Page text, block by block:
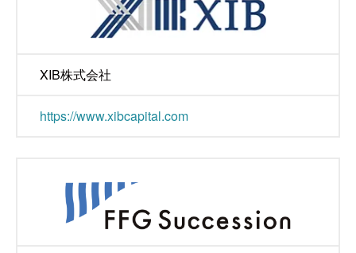
XIB株式会社
https://www.xibcapital.com